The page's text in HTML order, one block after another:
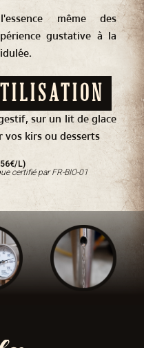
même des
gustative à la
sur un lit de glace
vos kirs ou desserts
L)
certifié par FR-BIO-01